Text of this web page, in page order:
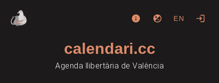
EN
calendari.cc
Agenda llibertària de València